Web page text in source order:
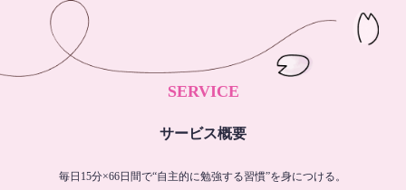
SERVICE
サービス概要
毎日15分×66日間で“自主的に勉強する習慣”を身につける。